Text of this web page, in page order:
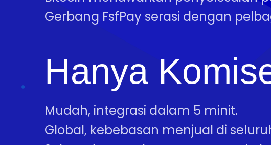
Gerbang FsfPay serasi dengan
Hanya
Mudah, integrasi dalam 5 minit.
Global, kebebasan menjual di